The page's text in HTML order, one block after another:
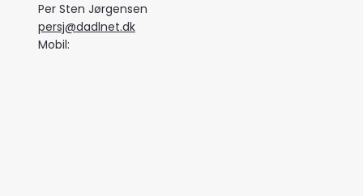
Per Sten Jørgensen
persj@dadlnet.dk
Mobil: